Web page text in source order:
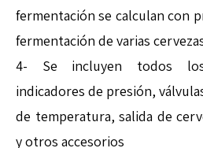
fermentación se calculan con
fermentación de varias
4- Se incluyen todos
indicadores de presión,
de temperatura, salida de
y otros accesorios